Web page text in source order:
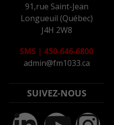
91,rue Saint-Jean
Longueuil (Québec)
J4H 2W8
SMS | 450-646-6800
admin@fm1033.ca
SUIVEZ-NOUS